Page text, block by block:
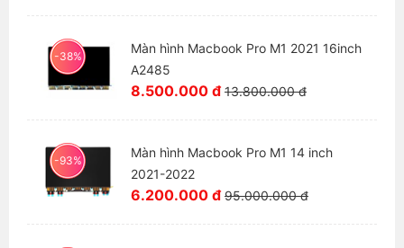
-38%
Màn hình Macbook Pro M1 2021 16inch
A2485
8.500.000 đ 13.800.000 đ
-93%
Màn hình Macbook Pro M1 14 inch
2021-2022
6.200.000 đ 95.000.000 đ